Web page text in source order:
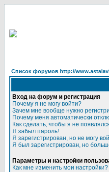
Список форумов http://
Вход на форум и регистрация
Почему я не могу войти?
Зачем мне вообще нужно
Почему меня автоматически
Как сделать, чтобы я не
Я забыл пароль!
Я зарегистрирован, но не могу
Я был зарегистрирован, но
Параметры и настройки
Как мне изменить мои настройки?